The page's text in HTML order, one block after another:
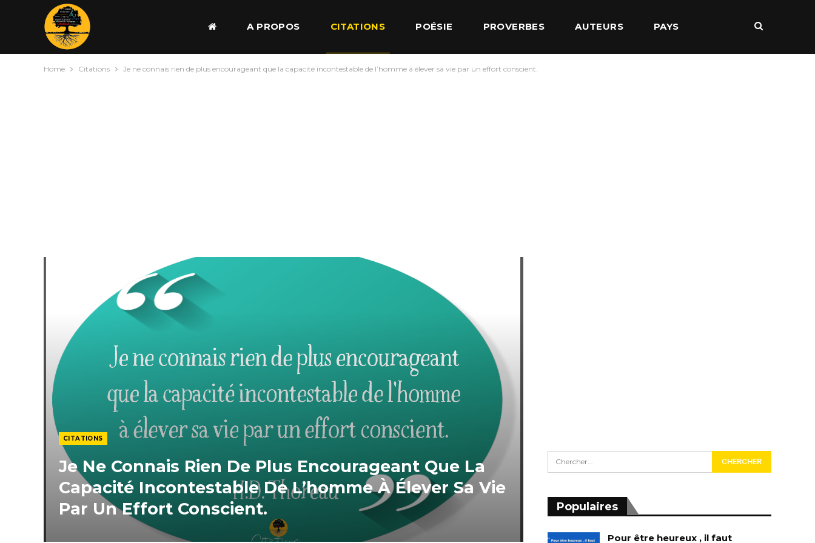
A PROPOS CITATIONS POÉSIE PROVERBES AUTEURS PAYS
Home Citations Je ne connais rien de plus encourageant que la capacité incontestable de l’homme à élever sa vie par un effort conscient.
CITATIONS
Je Ne Connais Rien De Plus Encourageant Que La
Capacité Incontestable De L’homme À Élever Sa Vie
Par Un Effort Conscient.
Populaires
Pour être heureux , il faut